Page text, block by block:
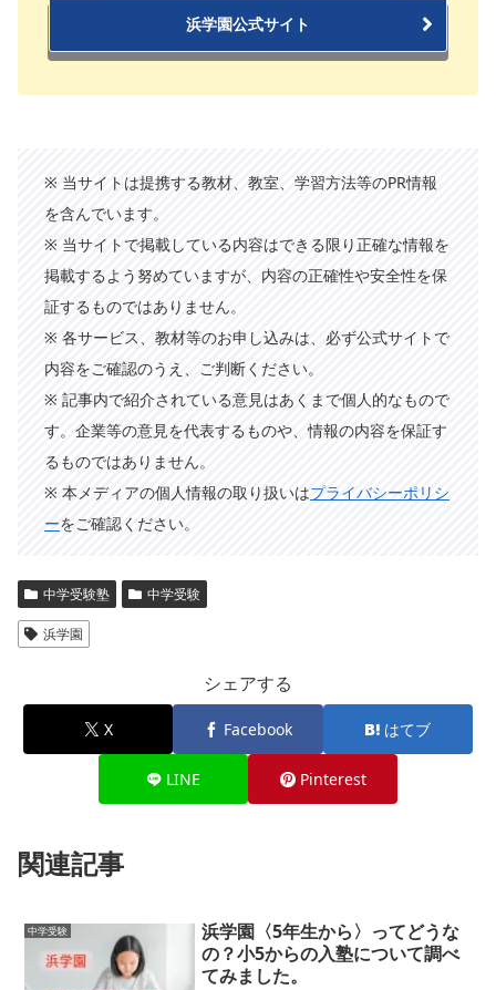
浜学園公式サイト
※ 当サイトは提携する教材、教室、学習方法等のPR情報
を含んでいます。
※ 当サイトで掲載している内容はできる限り正確な情報を
掲載するよう努めていますが、内容の正確性や安全性を保
証するものではありません。
※ 各サービス、教材等のお申し込みは、必ず公式サイトで
内容をご確認のうえ、ご判断ください。
※ 記事内で紹介されている意見はあくまで個人的なもので
す。企業等の意見を代表するものや、情報の内容を保証す
るものではありません。
※ 本メディアの個人情報の取り扱いはプライバシーポリシ
ーをご確認ください。
中学受験塾 中学受験
浜学園
シェアする
X Facebook はてブ
LINE Pinterest
関連記事
中学受験
浜学園〈5年生から〉ってどうな
の？小5からの入塾について調べ
てみました。